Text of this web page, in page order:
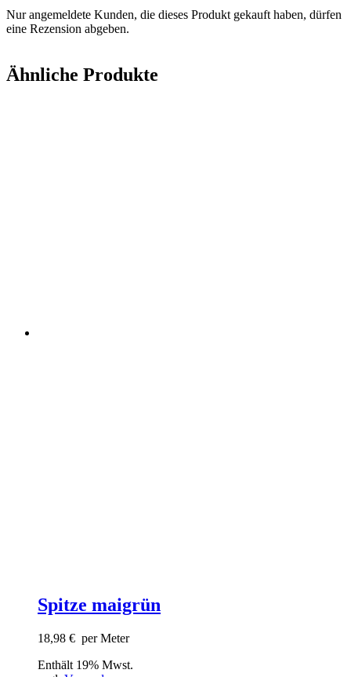
Nur angemeldete Kunden, die dieses Produkt gekauft haben, dürfen
eine Rezension abgeben.
Ähnliche Produkte
Spitze maigrün
18,98 € per Meter
Enthält 19% Mwst.